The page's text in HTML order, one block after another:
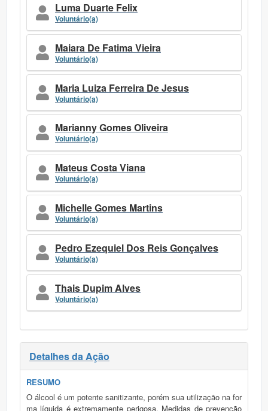
Luma Duarte Felix
Voluntário(a)
Maiara De Fatima Vieira
Voluntário(a)
Maria Luiza Ferreira De Jesus
Voluntário(a)
Marianny Gomes Oliveira
Voluntário(a)
Mateus Costa Viana
Voluntário(a)
Michelle Gomes Martins
Voluntário(a)
Pedro Ezequiel Dos Reis Gonçalves
Voluntário(a)
Thais Dupim Alves
Voluntário(a)
Detalhes da Ação
RESUMO
O álcool é um potente sanitizante, porém sua utilização na for
ma líquida é extremamente perigosa. Medidas de prevenção